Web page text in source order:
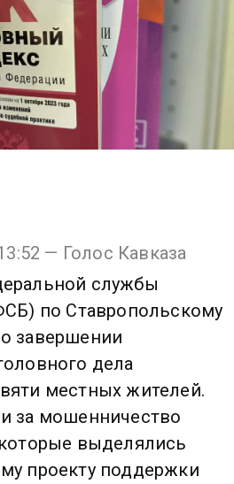
— Голос Кавказа
службы
по Ставропольскому
завершении
дела
местных жителей.
за мошенничество
выделялись
проекту поддержки